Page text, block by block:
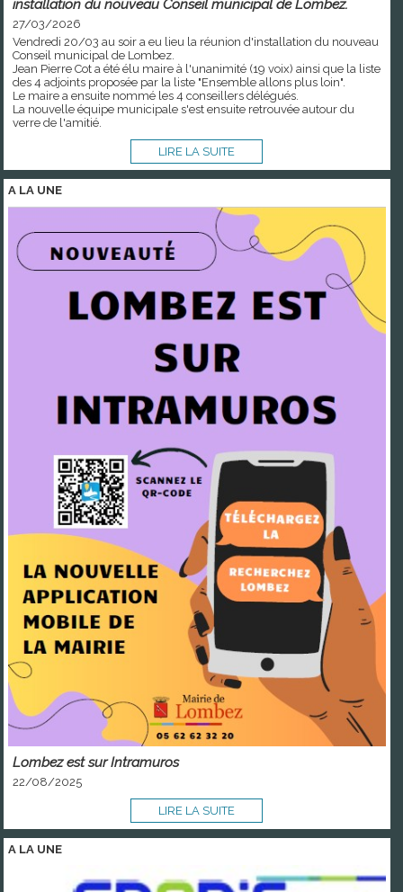
installation du nouveau Conseil municipal de Lombez.
27/03/2026
Vendredi 20/03 au soir a eu lieu la réunion d'installation du nouveau
Conseil municipal de Lombez.
Jean Pierre Cot a été élu maire à l'unanimité (19 voix) ainsi que la liste
des 4 adjoints proposée par la liste "Ensemble allons plus loin".
Le maire a ensuite nommé les 4 conseillers délégués.
La nouvelle équipe municipale s'est ensuite retrouvée autour du
verre de l'amitié.
LIRE LA SUITE
A LA UNE
Lombez est sur Intramuros
22/08/2025
LIRE LA SUITE
A LA UNE